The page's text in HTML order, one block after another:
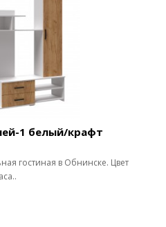
1 белый/крафт
гостиная в Обнинске. Цвет